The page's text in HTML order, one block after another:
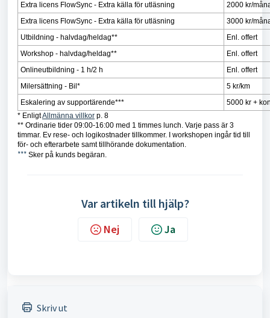
Extra licens FlowSync - Extra källa för utläsning
2000 kr/
Extra licens FlowSync - Extra källa för utläsning
3000 kr/
Utbildning - halvdag/heldag**
Enl. offert
Workshop - halvdag/heldag**
Enl. offert
Onlineutbildning - 1 h/2 h
Enl. offert
Milersättning - Bil*
5 kr/km
Eskalering av supportärende***
5000 kr +
* EnligtAllmänna villkor p. 8
** Ordinarie tider 09:00-16:00 med 1 timmes lunch. Varje pass är 3
timmar. Ev rese- och logikostnader tillkommer.
I workshopen ingår tid till
för- och efterarbete samt tillhörande dokumentation.
*** Sker på kunds begäran.
Var artikeln till hjälp?
Nej Ja
Skriv ut